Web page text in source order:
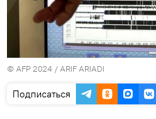
© AFP 2024 / ARIF ARIADI
Подписаться